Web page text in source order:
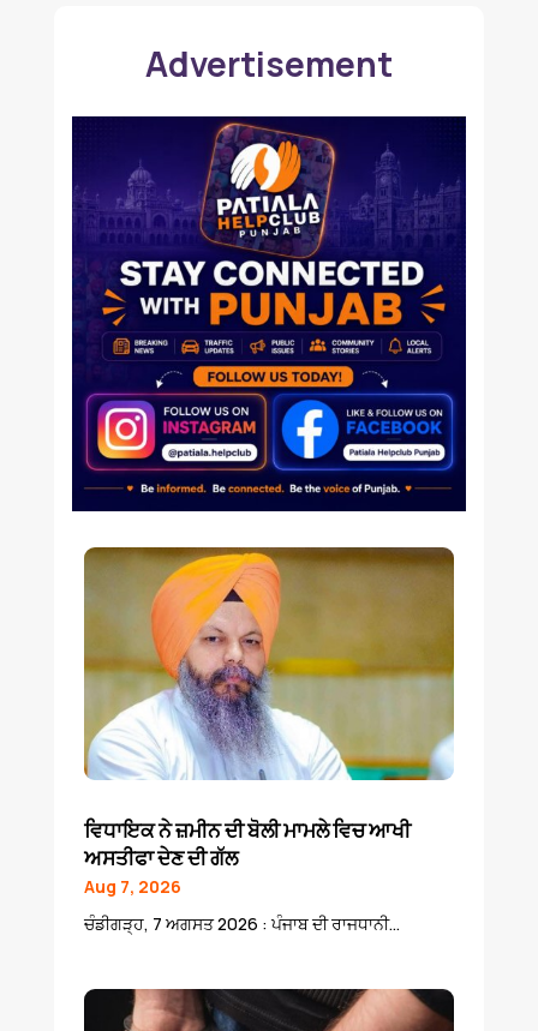
Advertisement
ਵਿਧਾਇਕ ਨੇ ਜ਼ਮੀਨ ਦੀ ਬੋਲੀ ਮਾਮਲੇ ਵਿਚ ਆਖੀ
ਅਸਤੀਫਾ ਦੇਣ ਦੀ ਗੱਲ
Aug 7, 2026
ਚੰਡੀਗੜ੍ਹ, 7 ਅਗਸਤ 2026 : ਪੰਜਾਬ ਦੀ ਰਾਜਧਾਨੀ...